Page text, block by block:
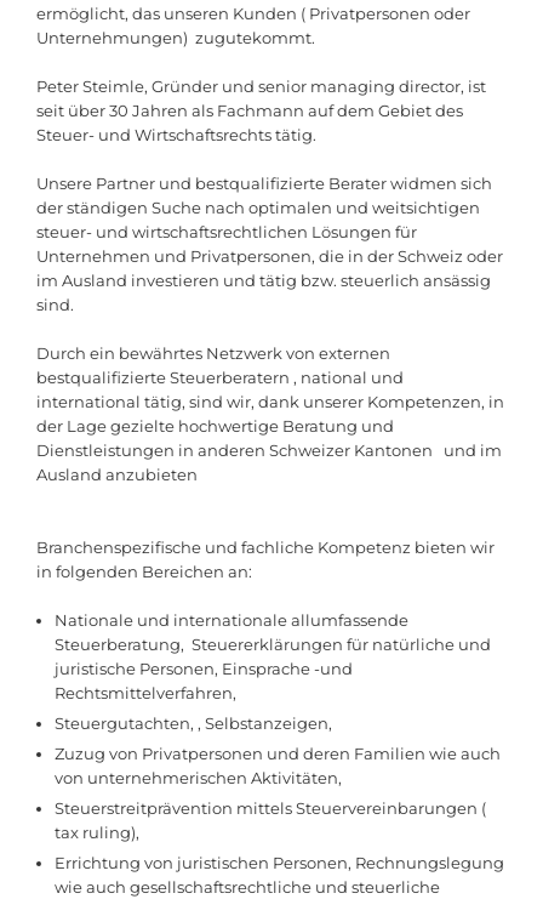
ermöglicht, das unseren Kunden ( Privatpersonen oder
Unternehmungen) zugutekommt.
Peter Steimle, Gründer und senior managing director, ist
seit über 30 Jahren als Fachmann auf dem Gebiet des
Steuer- und Wirtschaftsrechts tätig.
Unsere Partner und bestqualifizierte Berater widmen sich
der ständigen Suche nach optimalen und weitsichtigen
steuer- und wirtschaftsrechtlichen Lösungen für
Unternehmen und Privatpersonen, die in der Schweiz oder
im Ausland investieren und tätig bzw. steuerlich ansässig
sind.
Durch ein bewährtes Netzwerk von externen
bestqualifizierte Steuerberatern , national und
international tätig, sind wir, dank unserer Kompetenzen, in
der Lage gezielte hochwertige Beratung und
Dienstleistungen in anderen Schweizer Kantonen und im
Ausland anzubieten
Branchenspezifische und fachliche Kompetenz bieten wir
in folgenden Bereichen an:
Nationale und internationale allumfassende
Steuerberatung, Steuererklärungen für natürliche und
juristische Personen, Einsprache -und
Rechtsmittelverfahren,
Steuergutachten, , Selbstanzeigen,
Zuzug von Privatpersonen und deren Familien wie auch
von unternehmerischen Aktivitäten,
Steuerstreitprävention mittels Steuervereinbarungen (
tax ruling),
Errichtung von juristischen Personen, Rechnungslegung
wie auch gesellschaftsrechtliche und steuerliche